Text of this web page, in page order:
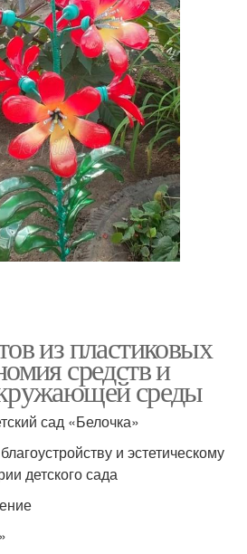
из пластиковых
средств и
среды
сад «Белочка»
и эстетическому
детского сада